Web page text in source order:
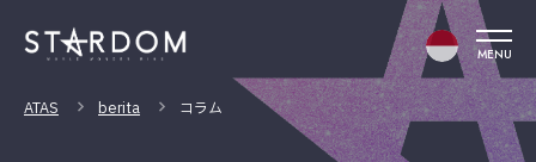
MENU
ATAS berita コラム